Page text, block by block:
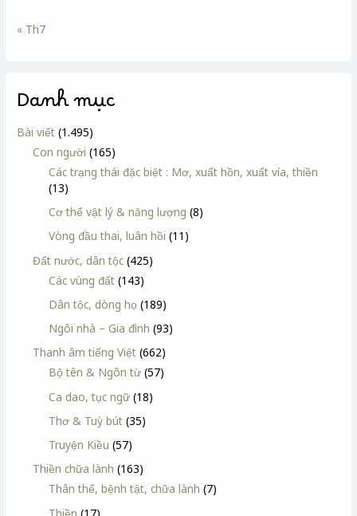
« Th7
Danh mục
Bài viết (1.495)
Con người (165)
Các trạng thái đặc biệt : Mơ, xuất hồn, xuất vía, thiền
(13)
Cơ thể vật lý & năng lượng (8)
Vòng đầu thai, luân hồi (11)
Đất nước, dân tộc (425)
Các vùng đất (143)
Dân tộc, dòng họ (189)
Ngôi nhà – Gia đình (93)
Thanh âm tiếng Việt (662)
Bộ tên & Ngôn từ (57)
Ca dao, tục ngữ (18)
Thơ & Tuỳ bút (35)
Truyện Kiều (57)
Thiền chữa lành (163)
Thân thể, bệnh tật, chữa lành (7)